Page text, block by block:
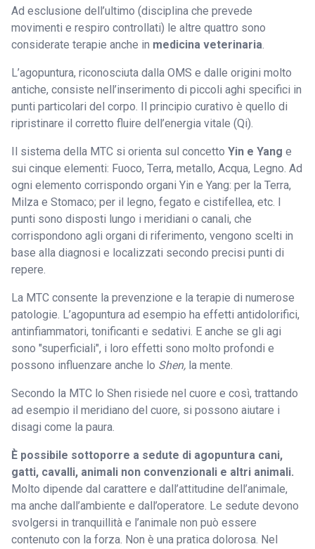
Ad esclusione dell’ultimo (disciplina che prevede
movimenti e respiro controllati) le altre quattro sono
considerate terapie anche in medicina veterinaria.
L’agopuntura, riconosciuta dalla OMS e dalle origini molto
antiche, consiste nell’inserimento di piccoli aghi specifici in
punti particolari del corpo. Il principio curativo è quello di
ripristinare il corretto fluire dell’energia vitale (Qi).
Il sistema della MTC si orienta sul concetto Yin e Yang e
sui cinque elementi: Fuoco, Terra, metallo, Acqua, Legno. Ad
ogni elemento corrispondo organi Yin e Yang: per la Terra,
Milza e Stomaco; per il legno, fegato e cistifellea, etc. I
punti sono disposti lungo i meridiani o canali, che
corrispondono agli organi di riferimento, vengono scelti in
base alla diagnosi e localizzati secondo precisi punti di
repere.
La MTC consente la prevenzione e la terapie di numerose
patologie. L’agopuntura ad esempio ha effetti antidolorifici,
antinfiammatori, tonificanti e sedativi. E anche se gli agi
sono "superficiali", i loro effetti sono molto profondi e
possono influenzare anche lo Shen, la mente.
Secondo la MTC lo Shen risiede nel cuore e così, trattando
ad esempio il meridiano del cuore, si possono aiutare i
disagi come la paura.
È possibile sottoporre a sedute di agopuntura cani,
gatti, cavalli, animali non convenzionali e altri animali.
Molto dipende dal carattere e dall’attitudine dell’animale,
ma anche dall’ambiente e dall’operatore. Le sedute devono
svolgersi in tranquillità e l’animale non può essere
contenuto con la forza. Non è una pratica dolorosa. Nel